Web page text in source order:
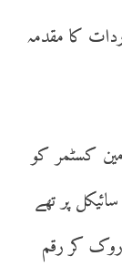
کا مقدمہ
مطابق سنار کے 2 ملازمین کسٹمر کو
پر تھے
6 ملزمان نے روک کر رقم